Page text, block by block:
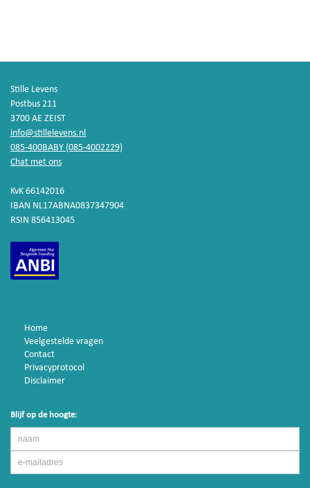
Stille Levens
Postbus 211
3700 AE ZEIST
info@stillelevens.nl
085-400BABY (085-4002229)
Chat met ons
KvK 66142016
IBAN NL17ABNA0837347904
RSIN 856413045
Home
Veelgestelde vragen
Contact
Privacyprotocol
Disclaimer
Blijf op de hoogte: